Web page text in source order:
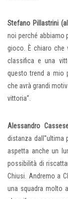
Stefano Pillastrini
noi perché abbiamo
gioco. È chiaro che
classifica e una
questo trend a mio
che avrà grandi
vittoria”.
Alessandro
distanza dall''ultima
aspetta anche un
possibilità di
Chiusi. Andremo a
una squadra molto